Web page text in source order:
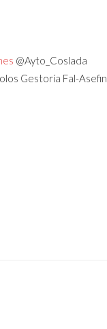
@Ayto_Coslada
Gestoría Fal-Asefin